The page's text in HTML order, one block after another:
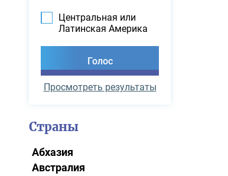
Центральная или
Латинская Америка
Просмотреть результаты
Страны
Абхазия
Австралия